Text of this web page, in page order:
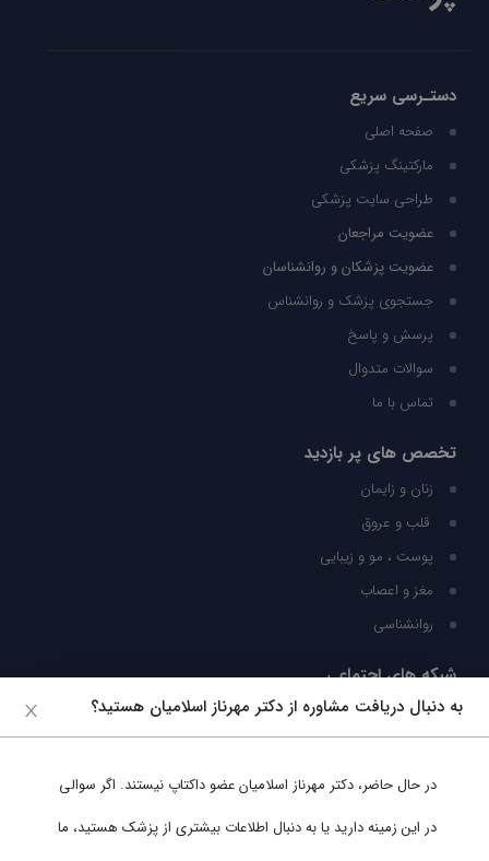
دستـرسی سریع
صفحه اصلی
مارکتینگ پزشکی
طراحی سایت پزشکی
عضویت مراجعان
عضویت پزشکان و روانشناسان
جستجوی پزشک و روانشناس
پرسش و پاسخ
سوالات متدوال
تماس با ما
تخصص های پر بازدید
زنان و زایمان
قلب و عروق
پوست ، مو و زیبایی
مغز و اعصاب
روانشناسی
شبکه های اجتماعی
ما را در شبکه های اجتماعی دنبال کنید
به دنبال دریافت مشاوره از دکتر مهرناز اسلامیان هستید؟
در حال حاضر، دکتر مهرناز اسلامیانعضو داکتاپ نیستند. اگر سوالی
در این زمینه دارید یا به دنبال اطلاعات بیشتری از پزشک هستید، ما